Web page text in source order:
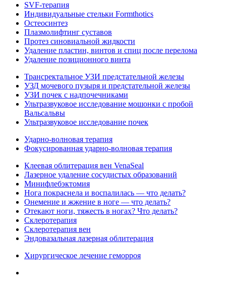
SVF-терапия
Индивидуальные стельки Formthotics
Остеосинтез
Плазмолифтинг суставов
Протез синовиальной жидкости
Удаление пластин, винтов и спиц после перелома
Удаление позиционного винта
Трансректальное УЗИ предстательной железы
УЗД мочевого пузыря и предстательной железы
УЗИ почек с надпочечниками
Ультразвуковое исследование мошонки с пробой
Вальсальвы
Ультразвуковое исследование почек
Ударно-волновая терапия
Фокусированная ударно-волновая терапия
Клеевая облитерация вен VenaSeal
Лазерное удаление сосудистых образований
Минифлебэктомия
Нога покраснела и воспалилась — что делать?
Онемение и жжение в ноге — что делать?
Отекают ноги, тяжесть в ногах? Что делать?
Склеротерапия
Склеротерапия вен
Эндовазальная лазерная облитерация
Хирургическое лечение геморроя